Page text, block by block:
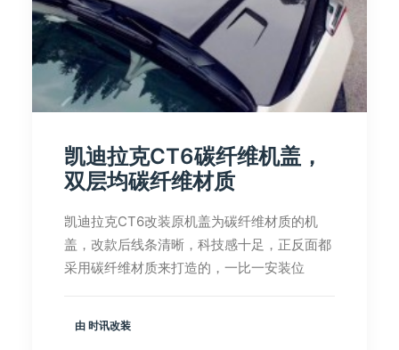
凯迪拉克CT6碳纤维机盖，
双层均碳纤维材质
凯迪拉克CT6改装原机盖为碳纤维材质的机
盖，改款后线条清晰，科技感十足，正反面都
采用碳纤维材质来打造的，一比一安装位
由 时讯改装